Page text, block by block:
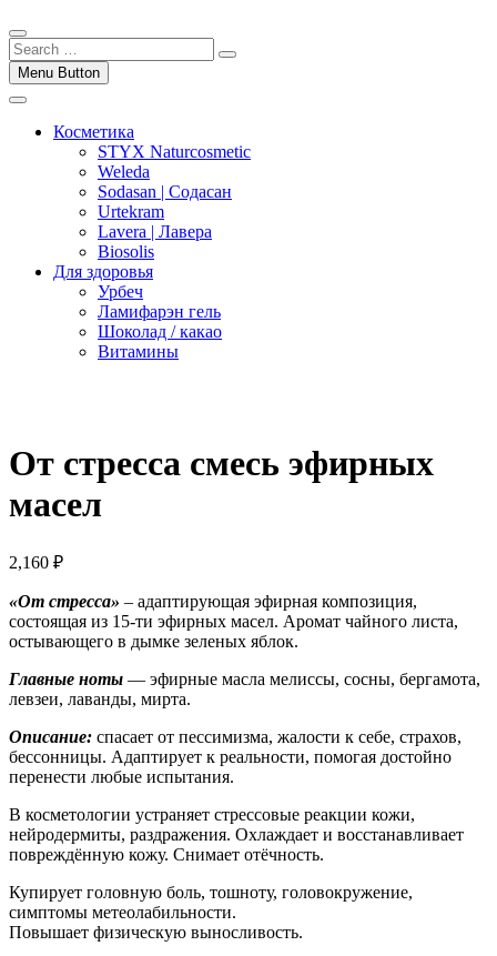
Menu Button
Косметика
STYX Naturcosmetic
Weleda
Sodasan | Содасан
Urtekram
Lavera | Лавера
Biosolis
Для здоровья
Урбеч
Ламифарэн гель
Шоколад / какао
Витамины
От стресса смесь эфирных
масел
2,160 ₽
«От стресса» – адаптирующая эфирная композиция,
состоящая из 15-ти эфирных масел. Аромат чайного листа,
остывающего в дымке зеленых яблок.
Главные ноты — эфирные масла мелиссы, сосны, бергамота,
левзеи, лаванды, мирта.
Описание: спасает от пессимизма, жалости к себе, страхов,
бессонницы. Адаптирует к реальности, помогая достойно
перенести любые испытания.
В косметологии устраняет стрессовые реакции кожи,
нейродермиты, раздражения. Охлаждает и восстанавливает
повреждённую кожу. Снимает отёчность.
Купирует головную боль, тошноту, головокружение,
симптомы метеолабильности.
Повышает физическую выносливость.